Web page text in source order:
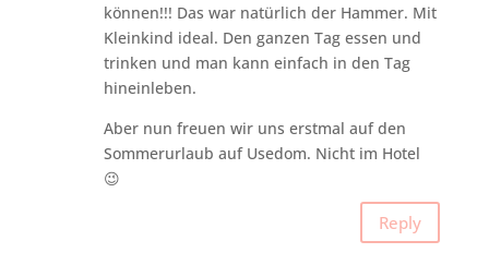
können!!! Das war natürlich der Hammer. Mit
Kleinkind ideal. Den ganzen Tag essen und
trinken und man kann einfach in den Tag
hineinleben.
Aber nun freuen wir uns erstmal auf den
Sommerurlaub auf Usedom. Nicht im Hotel
😉
Reply